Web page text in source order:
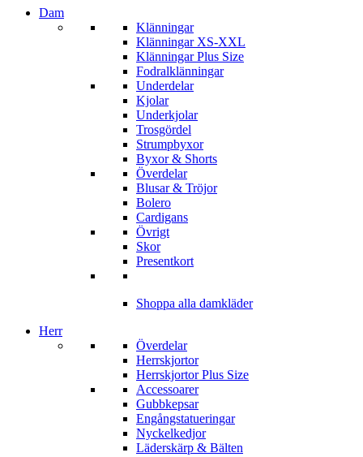
Dam
Klänningar
Klänningar XS-XXL
Klänningar Plus Size
Fodralklänningar
Underdelar
Kjolar
Underkjolar
Trosgördel
Strumpbyxor
Byxor & Shorts
Överdelar
Blusar & Tröjor
Bolero
Cardigans
Övrigt
Skor
Presentkort
Shoppa alla damkläder
Herr
Överdelar
Herrskjortor
Herrskjortor Plus Size
Accessoarer
Gubbkepsar
Engångstatueringar
Nyckelkedjor
Läderskärp & Bälten